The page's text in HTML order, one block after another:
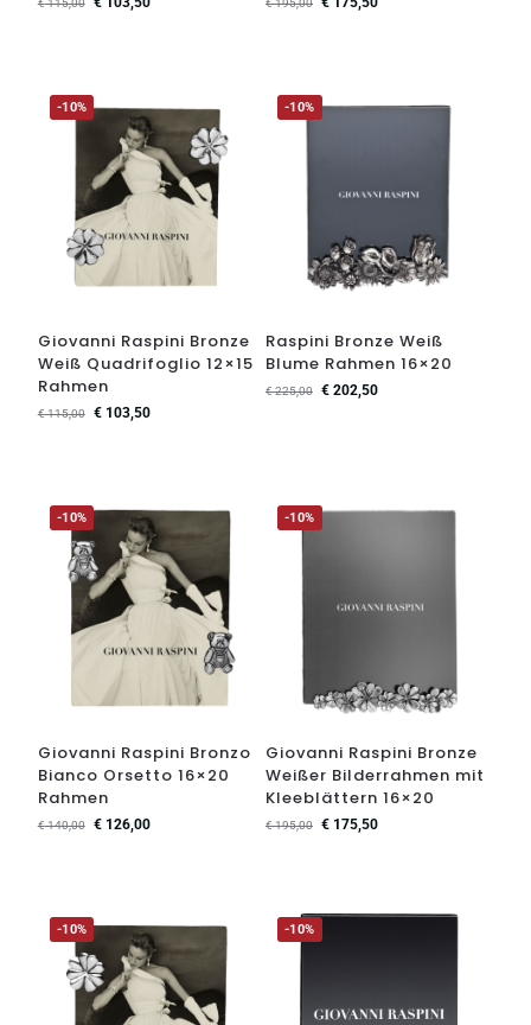
€115,00 €195,00
-10%
Giovanni Raspini Bronze
Weiß Quadrifoglio 12×15
Rahmen
€115,00 €103,50
-10%
Raspini Bronze Weiß
Blume Rahmen 16×20
€225,00 € 202,50
-10%
Giovanni Raspini Bronzo
Bianco Orsetto 16×20
Rahmen
€140,00 €126,00
-10%
Giovanni Raspini Bronze
Weißer Bilderrahmen mit
Kleeblättern 16×20
€195,00 € 175,50
-10% -10%